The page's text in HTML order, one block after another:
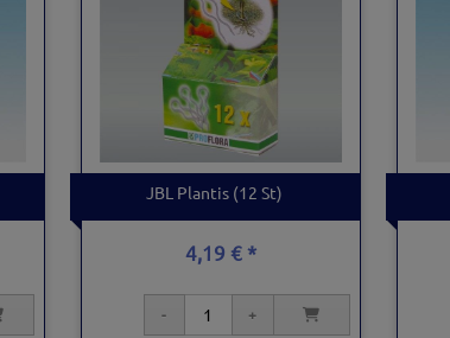
JBL Plantis (12 St)
4,19 € *